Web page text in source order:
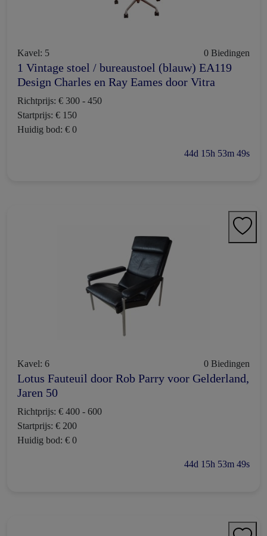
Kavel: 5 0 Biedingen
1 Vintage stoel / bureaustoel (blauw) EA119
Design Charles en Ray Eames door Vitra
Richtprijs: € 300 - 450
Startprijs: € 150
Huidig bod: € 0
44d 15h 53m 48s
Kavel: 6 0 Biedingen
Lotus Fauteuil door Rob Parry voor Gelderland,
Jaren 50
Richtprijs: € 400 - 600
Startprijs: € 200
Huidig bod: € 0
44d 15h 53m 48s